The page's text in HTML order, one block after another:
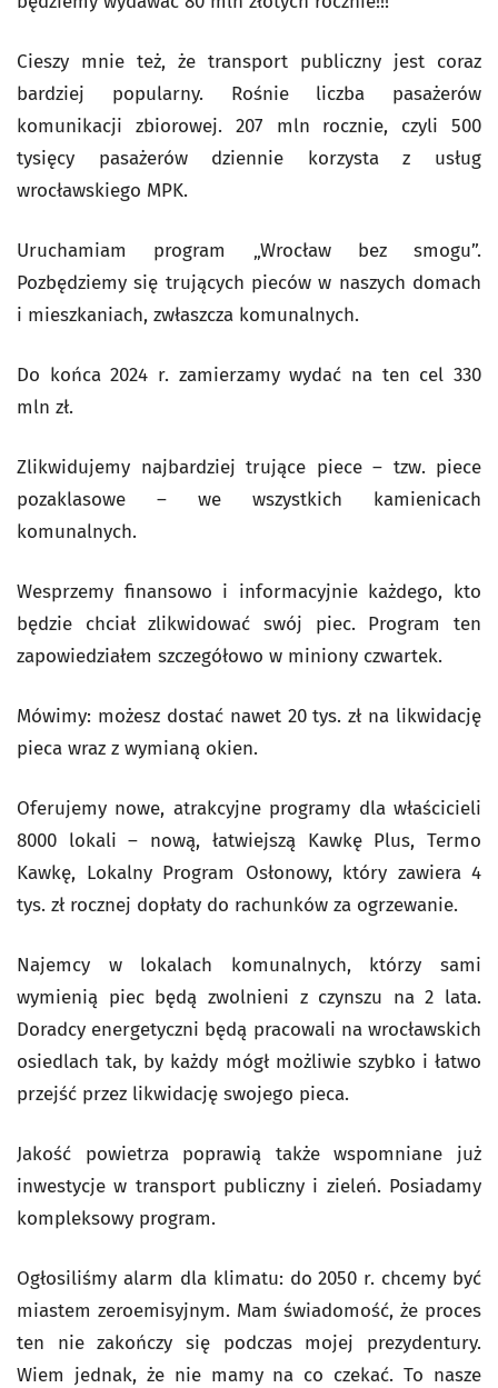
Cieszy mnie też, że transport publiczny jest coraz
bardziej popularny. Rośnie liczba pasażerów
komunikacji zbiorowej. 207 mln rocznie, czyli 500
tysięcy pasażerów dziennie korzysta z usług
wrocławskiego MPK.
Uruchamiam program „Wrocław bez smogu”.
Pozbędziemy się trujących pieców w naszych domach
i mieszkaniach, zwłaszcza komunalnych.
Do końca 2024 r. zamierzamy wydać na ten cel 330
mln zł.
Zlikwidujemy najbardziej trujące piece – tzw. piece
pozaklasowe – we wszystkich kamienicach
komunalnych.
Wesprzemy finansowo i informacyjnie każdego, kto
będzie chciał zlikwidować swój piec. Program ten
zapowiedziałem szczegółowo w miniony czwartek.
Mówimy: możesz dostać nawet 20 tys. zł na likwidację
pieca wraz z wymianą okien.
Oferujemy nowe, atrakcyjne programy dla właścicieli
8000 lokali – nową, łatwiejszą Kawkę Plus, Termo
Kawkę, Lokalny Program Osłonowy, który zawiera 4
tys. zł rocznej dopłaty do rachunków za ogrzewanie.
Najemcy w lokalach komunalnych, którzy sami
wymienią piec będą zwolnieni z czynszu na 2 lata.
Doradcy energetyczni będą pracowali na wrocławskich
osiedlach tak, by każdy mógł możliwie szybko i łatwo
przejść przez likwidację swojego pieca.
Jakość powietrza poprawią także wspomniane już
inwestycje w transport publiczny i zieleń. Posiadamy
kompleksowy program.
Ogłosiliśmy alarm dla klimatu: do 2050 r. chcemy być
miastem zeroemisyjnym. Mam świadomość, że proces
ten nie zakończy się podczas mojej prezydentury.
Wiem jednak, że nie mamy na co czekać. To nasze